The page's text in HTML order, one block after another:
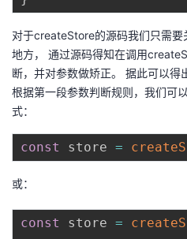
对于createStore的源码我们只需
地方， 通过源码得知在调用
断，并对参数做矫正。 据此可以得
根据第一段参数判断规则，我们可
式：
const store =
或：
const store =